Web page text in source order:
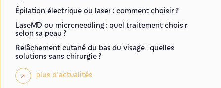
Épilation électrique ou laser : comment choisir ?
LaseMD ou microneedling : quel traitement choisir
selon sa peau ?
Relâchement cutané du bas du visage : quelles
solutions sans chirurgie ?
plus d'actualités